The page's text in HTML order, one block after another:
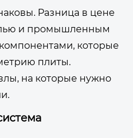
Разница в цене
и промышленным
которые
плиты.
на которые нужно